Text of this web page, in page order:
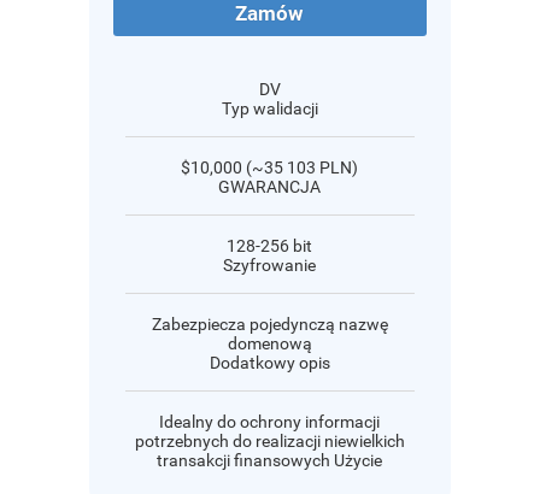
Zamów
DV
Typ walidacji
$10,000 (~35 103 PLN)
GWARANCJA
128-256 bit
Szyfrowanie
Zabezpiecza pojedynczą nazwę
domenową
Dodatkowy opis
Idealny do ochrony informacji
potrzebnych do realizacji niewielkich
transakcji finansowych Użycie